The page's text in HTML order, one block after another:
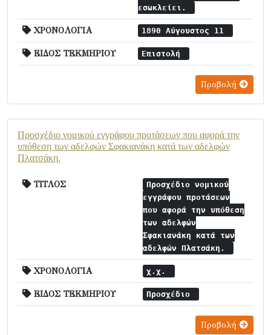
εσωκλείει.
ΧΡΟΝΟΛΟΓΙΑ 1890 Αύγουστος 11
ΕΙΔΟΣ ΤΕΚΜΗΡΙΟΥ Επιστολή
Προβολή
Προσχέδιο νομικού εγγράφου προτάσεων που αφορά την
υπόθεση των αδελφών Σφακιανάκη κατά των αδελφών
Πλατσάκη.
ΤΙΤΛΟΣ
Προσχέδιο νομικού
εγγράφου προτάσεων
που αφορά την υπόθεση
των αδελφών
Σφακιανάκη κατά των
αδελφών Πλατσάκη.
ΧΡΟΝΟΛΟΓΙΑ χ.χ.
ΕΙΔΟΣ ΤΕΚΜΗΡΙΟΥ Προσχέδιο
Προβολή